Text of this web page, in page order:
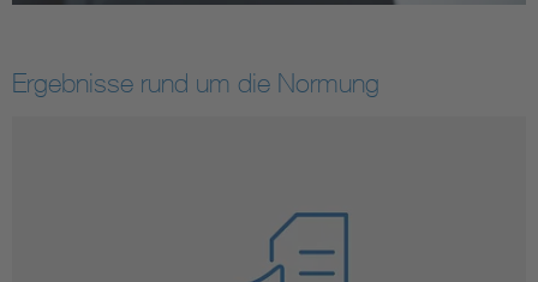
Ergebnisse rund um die Normung